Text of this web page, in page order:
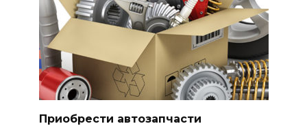
Приобрести автозапчасти